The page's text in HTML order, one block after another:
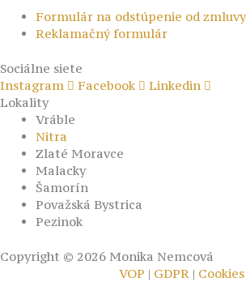
Formulár na odstúpenie od zmluvy
Reklamačný formulár
Sociálne siete
Instagram
Facebook
Linkedin
Lokality
Vráble
Nitra
Zlaté Moravce
Malacky
Šamorín
Považská Bystrica
Pezinok
Copyright © 2026 Monika Nemcová
VOP | GDPR | Cookies